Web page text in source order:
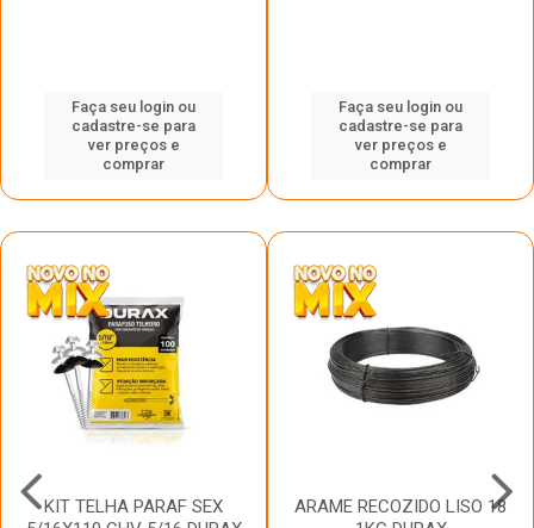
Faça seu login ou
cadastre-se para
ver preços e
comprar
Faça seu login ou
cadastre-se para
ver preços e
comprar
KIT TELHA PARAF SEX
ARAME RECOZIDO LISO 18